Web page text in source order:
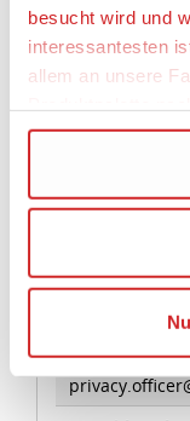
besucht wird und
interessantesten
allem an unsere
Wir verwenden
Dienste
Wenn Sie auf
Ihrer
Die USA ist ein
Kommission
Anzahl Teile
876
Angaben zur
LEGO System
Dänemark,